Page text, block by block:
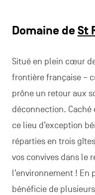
Domaine deSt
Situé en plein cœur
frontière française –
prône un retour aux
déconnection.
ce lieu d’exception
réparties en trois
vos convives dans le
l’environnement ! En
bénéficie de